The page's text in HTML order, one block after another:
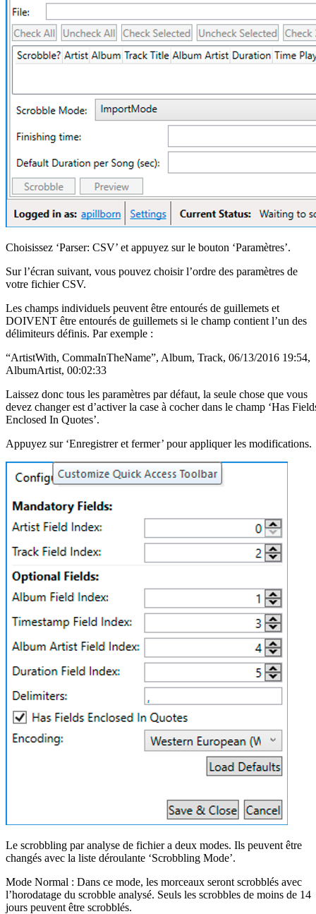
Choisissez ‘Parser: CSV’ et appuyez sur le bouton ‘Paramètres’.
Sur l’écran suivant, vous pouvez choisir l’ordre des paramètres de
votre fichier CSV.
Les champs individuels peuvent être entourés de guillemets et
DOIVENT être entourés de guillemets si le champ contient l’un des
délimiteurs définis. Par exemple :
“ArtistWith, CommaInTheName”, Album, Track, 06/13/2016 19:54,
AlbumArtist, 00:02:33
Laissez donc tous les paramètres par défaut, la seule chose que vous
devez changer est d’activer la case à cocher dans le champ ‘Has
Enclosed In Quotes’.
Appuyez sur ‘Enregistrer et fermer’ pour appliquer les modifications.
Le scrobbling par analyse de fichier a deux modes. Ils peuvent être
changés avec la liste déroulante ‘Scrobbling Mode’.
Mode Normal : Dans ce mode, les morceaux seront scrobblés avec
l’horodatage du scrobble analysé. Seuls les scrobbles de moins de 14
jours peuvent être scrobblés.